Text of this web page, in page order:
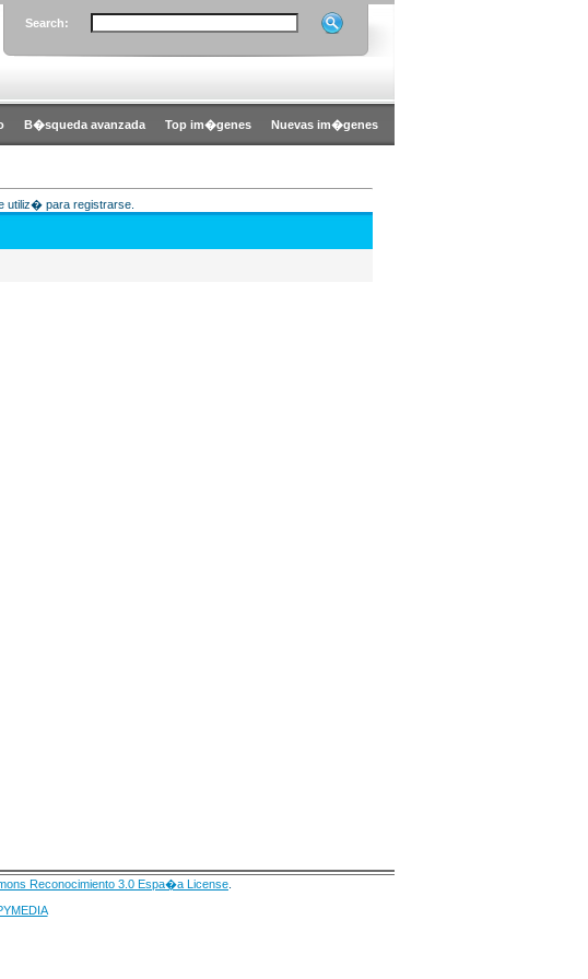
Search:
B�squeda avanzada Top im�genes Nuevas im�genes
utiliz� para registrarse.
Reconocimiento 3.0 Espa�a License